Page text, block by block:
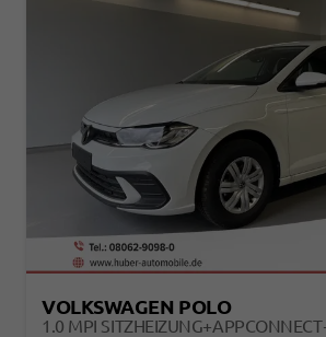
VOLKSWAGEN POLO